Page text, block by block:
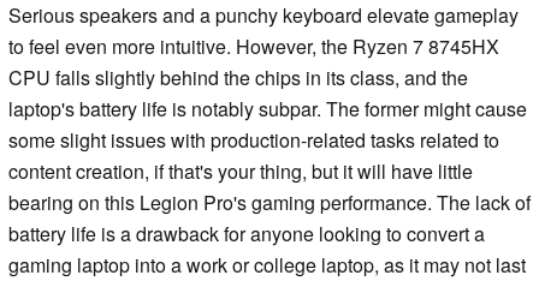
Serious speakers and a punchy keyboard elevate gameplay
to feel even more intuitive. However, the Ryzen 7 8745HX
CPU falls slightly behind the chips in its class, and the
laptop's battery life is notably subpar. The former might cause
some slight issues with production-related tasks related to
content creation, if that's your thing, but it will have little
bearing on this Legion Pro's gaming performance. The lack of
battery life is a drawback for anyone looking to convert a
gaming laptop into a work or college laptop, as it may not last